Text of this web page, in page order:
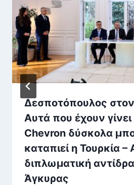
Δεσποτόπουλος
Αυτά που έχουν
Chevron δύσκολα
καταπιεί η Τουρκία
διπλωματική
Άγκυρας